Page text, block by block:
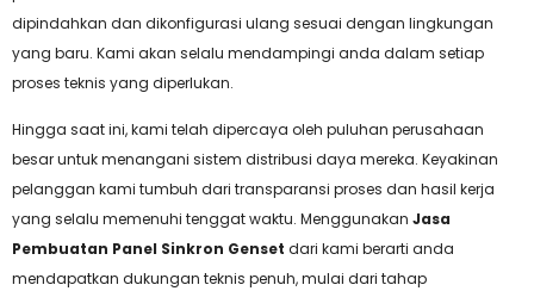
dipindahkan dan dikonfigurasi ulang sesuai dengan lingkungan
yang baru. Kami akan selalu mendampingi anda dalam setiap
proses teknis yang diperlukan.
Hingga saat ini, kami telah dipercaya oleh puluhan perusahaan
besar untuk menangani sistem distribusi daya mereka. Keyakinan
pelanggan kami tumbuh dari transparansi proses dan hasil kerja
yang selalu memenuhi tenggat waktu. Menggunakan Jasa
Pembuatan Panel Sinkron Genset dari kami berarti anda
mendapatkan dukungan teknis penuh, mulai dari tahap